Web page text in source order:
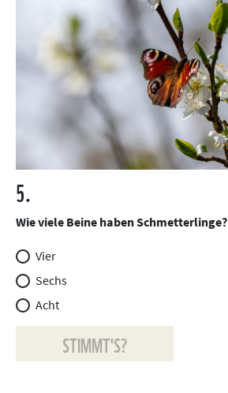
5.
Wie viele Beine haben Schmetterlinge?
Vier
Sechs
Acht
STIMMT'S?